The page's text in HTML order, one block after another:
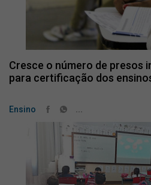
Cresce o número de presos
para certificação dos
Ensino